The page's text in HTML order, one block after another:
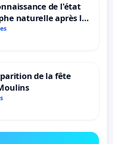
de l'état
naturelle après la
2026 à Aubenas
de la fête